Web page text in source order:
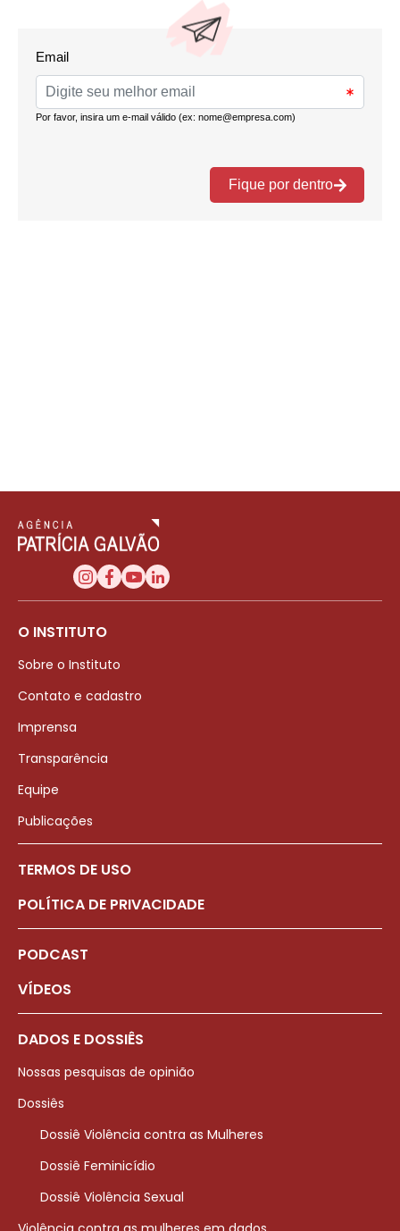
O INSTITUTO
Sobre o Instituto
Contato e cadastro
Imprensa
Transparência
Equipe
Publicações
TERMOS DE USO
POLÍTICA DE PRIVACIDADE
PODCAST
VÍDEOS
DADOS E DOSSIÊS
Nossas pesquisas de opinião
Dossiês
Dossiê Violência contra as Mulheres
Dossiê Feminicídio
Dossiê Violência Sexual